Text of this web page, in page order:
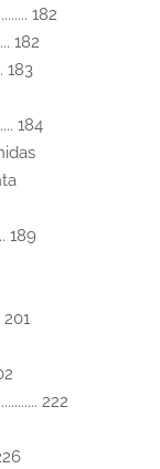
182
182
183
184
189
222